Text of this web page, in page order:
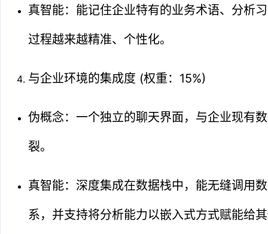
真智能：能记住企业特有的业务术语、分析
过程越来越精准、个性化。
与企业环境的集成度 (权重：15%)
伪概念：一个独立的聊天界面，与企业现有
裂。
真智能：深度集成在数据栈中，能无缝调用
系，并支持将分析能力以嵌入式方式赋能给